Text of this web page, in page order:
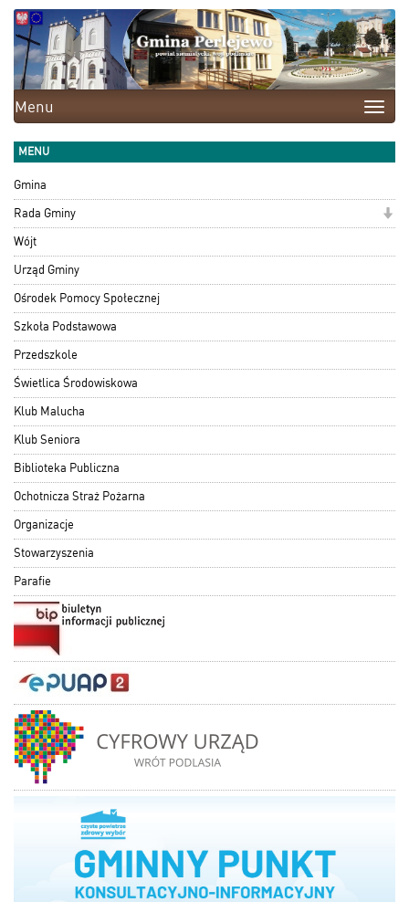
Toggle
Menu
MENU
Gmina
Rada Gminy
Wójt
Urząd Gminy
Ośrodek Pomocy Społecznej
Szkoła Podstawowa
Przedszkole
Świetlica Środowiskowa
Klub Malucha
Klub Seniora
Biblioteka Publiczna
Ochotnicza Straż Pożarna
Organizacje
Stowarzyszenia
Parafie